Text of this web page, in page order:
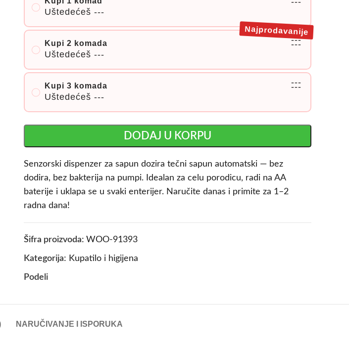
Uštedećeš ---
Kupi 2 komada
Uštedećeš ---
---
---
Najprodavanije
Kupi 3 komada
Uštedećeš ---
---
---
DODAJ U KORPU
Senzorski dispenzer za sapun dozira tečni sapun automatski — bez
dodira, bez bakterija na pumpi. Idealan za celu porodicu, radi na AA
baterije i uklapa se u svaki enterijer. Naručite danas i primite za 1–2
radna dana!
Šifra proizvoda: WOO-91393
Kategorija: Kupatilo i higijena
Podeli
NARUČIVANJE I ISPORUKA